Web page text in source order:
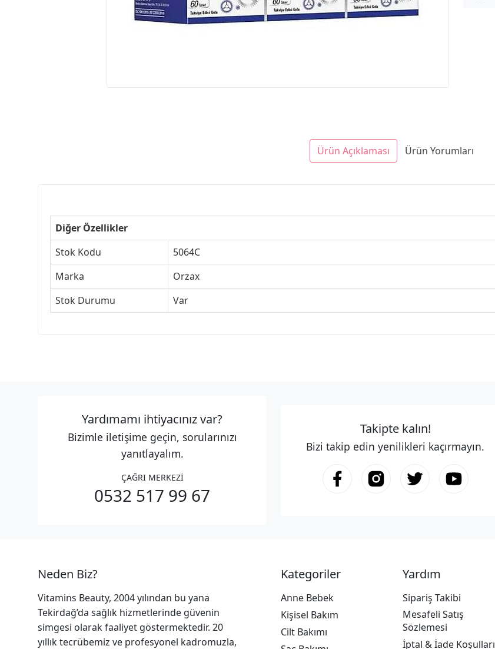
Ürün Açıklaması Ürün Yorumları
Diğer Özellikler
Stok Kodu
5064C
Marka
Orzax
Stok Durumu
Var
Yardımamı ihtiyacınız var?
Bizimle iletişime geçin, sorularınızı
yanıtlayalım.
ÇAĞRI MERKEZİ
0532 517 99 67
Takipte kalın!
Bizi takip edin yenilikleri kaçırmayın.
Neden Biz?
Vitamins Beauty, 2004 yılından bu yana
Tekirdağ’da sağlık hizmetlerinde güvenin
simgesi olarak faaliyet göstermektedir. 20
yıllık tecrübemiz ve profesyonel kadromuzla,
Kategoriler
Anne Bebek
Kişisel Bakım
Cilt Bakımı
Yardım
Sipariş Takibi
Mesafeli Satış
Sözlemesi
İptal & İade Koşulları